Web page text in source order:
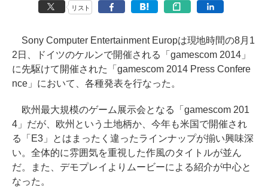
リスト
Sony Computer Entertainment Europは現地時間の8月1
2日、ドイツのケルンで開催される「gamescom 2014」
に先駆けて開催された「gamescom 2014 Press Confere
nce」において、各種発表を行なった。
欧州最大規模のゲーム展示会となる「gamescom 201
4」だが、欧州という土地柄か、今年も米国で開催され
る「E3」とはまったく違ったラインナップが揃い興味深
い。全体的に雰囲気を重視した作風のタイトルが並ん
だ。また、デモプレイよりムービーによる紹介が中心と
なった。